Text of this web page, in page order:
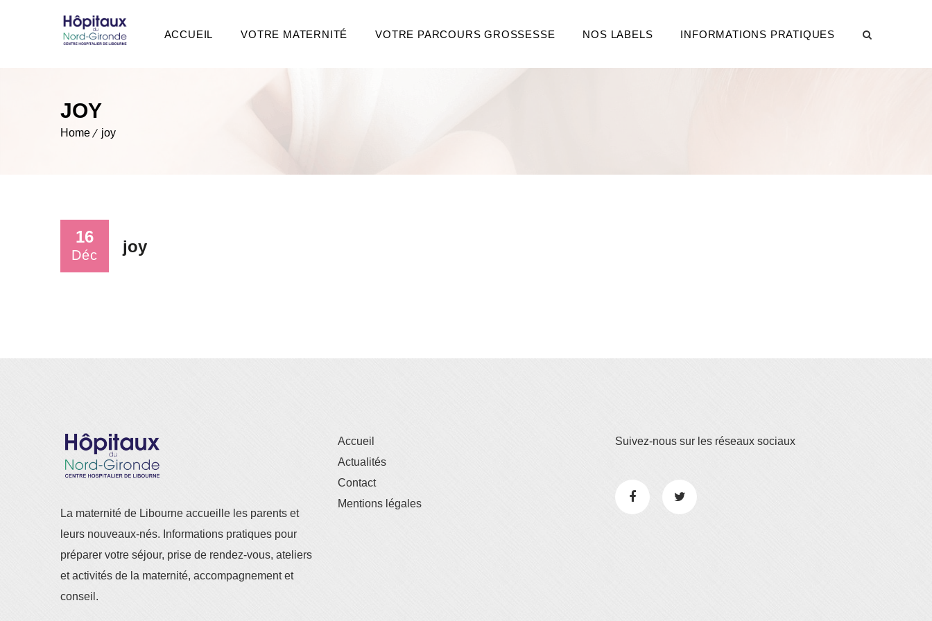
ACCUEIL VOTRE MATERNITÉ VOTRE PARCOURS GROSSESSE NOS LABELS INFORMATIONS PRATIQUES
JOY
Home joy
16
Déc joy
La maternité de Libourne accueille les parents et
leurs nouveaux-nés. Informations pratiques pour
préparer votre séjour, prise de rendez-vous, ateliers
et activités de la maternité, accompagnement et
conseil.
Accueil
Actualités
Contact
Mentions légales
Suivez-nous sur les réseaux sociaux